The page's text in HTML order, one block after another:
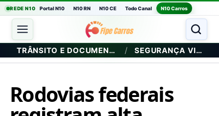
REDE N10 Portal N10 N10 RN N10 CE Todo Canal N10 Carros
TRÂNSITO E DOCUMENTAÇÃO / SEGURANÇA VIÁRIA
Rodovias federais